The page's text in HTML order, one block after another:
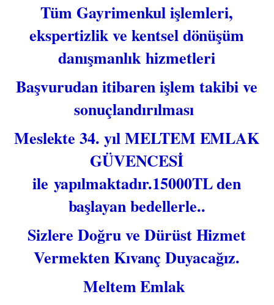
Tüm Gayrimenkul işlemleri,
ekspertizlik ve kentsel dönüşüm
danışmanlık hizmetleri
Başvurudan itibaren işlem takibi ve
sonuçlandırılması
Meslekte 34. yıl ​MELTEM EMLAK
GÜVENCESİ
ile yapılmaktadır.15000TL den
başlayan bedellerle..
Sizlere Doğru ve Dürüst Hizmet
Vermekten Kıvanç Duyacağız.
Meltem Emlak